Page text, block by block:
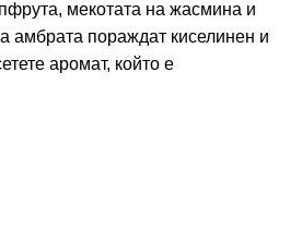
мекотата на жасмина и
амбрата пораждат киселинен и
аромат, който е